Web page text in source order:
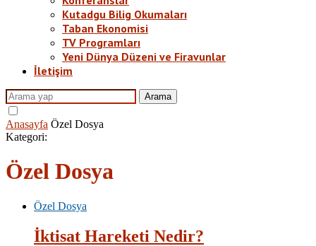
Kutadgu Bilig Okumaları
Taban Ekonomisi
TV Programları
Yeni Dünya Düzeni ve Firavunlar
İletişim
Arama
Anasayfa Özel Dosya
Kategori:
Özel Dosya
Özel Dosya
İktisat Hareketi Nedir?